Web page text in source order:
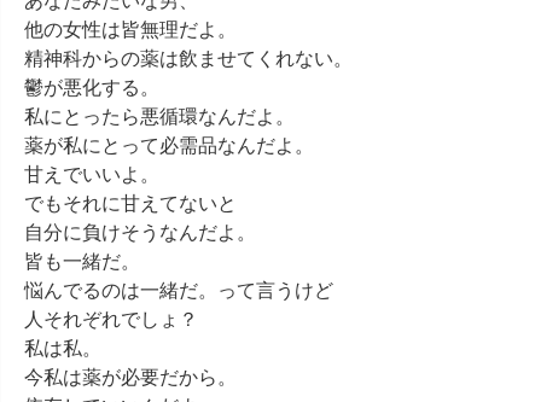
他の女性は皆無理だよ。
精神科からの薬は飲ませてくれない。
鬱が悪化する。
私にとったら悪循環なんだよ。
薬が私にとって必需品なんだよ。
甘えでいいよ。
でもそれに甘えてないと
自分に負けそうなんだよ。
皆も一緒だ。
悩んでるのは一緒だ。って言うけど
人それぞれでしょ？
私は私。
今私は薬が必要だから。